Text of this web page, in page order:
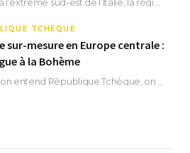
TCHÈQUE
sur-mesure en Europe centrale :
à la Bohème